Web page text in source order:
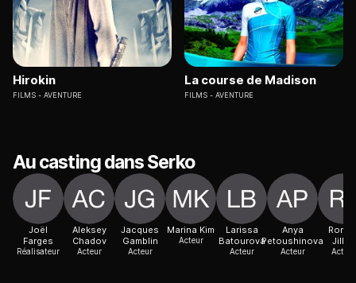
Hirokin
FILMS AVENTURE
La course de Madison
FILMS AVENTURE
Au casting dans Serko
Joël
Farges
Réalisateur
Aleksey
Chadov
Acteur
Jacques
Gamblin
Acteur
Marina Kim
Acteur
Larissa
Batourova
Acteur
Anya
Petoushinova
Acteur
Jilkin
Acteur